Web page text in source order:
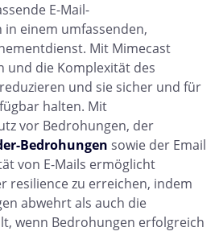
E-Mail-
einem umfassenden,
Mit Mimecast
und die Komplexität des
und sie sicher und für
halten. Mit
vor Bedrohungen, der
Bedrohungen sowie der Email
von E-Mails ermöglicht
resilience zu erreichen, indem
abwehrt als auch die
wenn Bedrohungen erfolgreich